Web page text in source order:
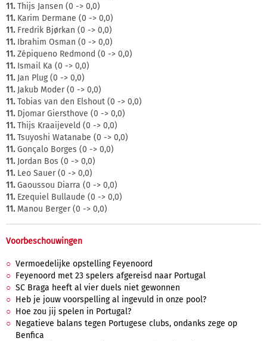
11.Thijs Jansen (0 -> 0,0)
11.Karim Dermane (0 -> 0,0)
11.Fredrik Bjørkan (0 -> 0,0)
11.Ibrahim Osman (0 -> 0,0)
11.Zépiqueno Redmond (0 -> 0,0)
11.Ismail Ka (0 -> 0,0)
11.Jan Plug (0 -> 0,0)
11.Jakub Moder (0 -> 0,0)
11.Tobias van den Elshout (0 -> 0,0)
11.Djomar Giersthove (0 -> 0,0)
11.Thijs Kraaijeveld (0 -> 0,0)
11.Tsuyoshi Watanabe (0 -> 0,0)
11.Gonςalo Borges (0 -> 0,0)
11.Jordan Bos (0 -> 0,0)
11.Leo Sauer (0 -> 0,0)
11.Gaoussou Diarra (0 -> 0,0)
11.Ezequiel Bullaude (0 -> 0,0)
11.Manou Berger (0 -> 0,0)
Voorbeschouwingen
Vermoedelijke opstelling Feyenoord
Feyenoord met 23 spelers afgereisd naar Portugal
SC Braga heeft al vier duels niet gewonnen
Heb je jouw voorspelling al ingevuld in onze pool?
Hoe zou jij spelen in Portugal?
Negatieve balans tegen Portugese clubs, ondanks zege op
Benfica